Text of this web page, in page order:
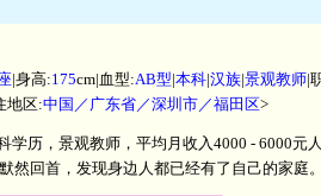
|身高:175cm|血型:AB型|本科|汉族|景观教师|
地区:中国／广东省／深圳市／福田区>
学历，景观教师，平均月收入4000 - 6000
然回首，发现身边人都已经有了自己的家庭